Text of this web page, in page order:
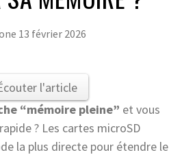
13 février 2026
l'article
“mémoire pleine” et vous
? Les cartes microSD
la plus directe pour étendre le